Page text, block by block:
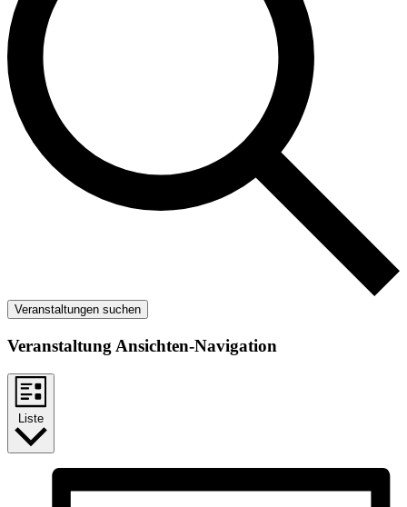
Veranstaltungen suchen
Veranstaltung Ansichten-Navigation
Liste